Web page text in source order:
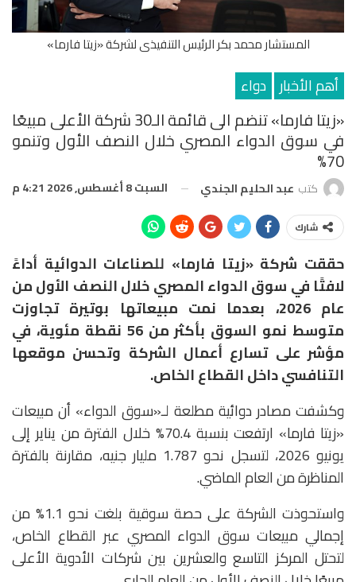
المستشار محمد بكر الرئيس التنفيذى لشركة «زيتا فارما»
أهم الأخبار دواء
«زيتا فارما» تنضم الى قائمة الـ30 شركة الأعلى مبيعًا
في سوق الدواء المصري خلال النصف الأول وتنمو
70%
كتب عبد الحليم الجندي السبت 8 أغسطس, 2026 4:21 م
شارك
حققت شركة «زيتا فارما» للصناعات الدوائية أداءً
لافتًا في سوق الدواء المصري خلال النصف الأول من
عام 2026، بعدما نمت مبيعاتها بوتيرة تجاوزت
متوسط نمو السوق بأكثر من 56 نقطة مئوية، في
مؤشر على تسارع أعمال الشركة وتحسن موقعها
التنافسي داخل القطاع الخاص.
وكشفت مصادر دوائية مطلعة لـ«سوق الدواء» أن مبيعات
«زيتا فارما» ارتفعت بنسبة 70.4% خلال الفترة من يناير إلى
يونيو 2026، لتسجل نحو 1.787 مليار جنيه، مقارنة بالفترة
المناظرة من العام الماضي.
واستحوذت الشركة على حصة سوقية بلغت نحو 1.1% من
إجمالي مبيعات سوق الدواء المصري عبر القطاع الخاص،
لتحتل المركز التاسع والعشرين بين شركات الأدوية الأعلى